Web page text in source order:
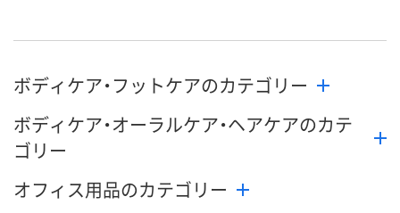
ボディケア・フットケアのカテゴリー
ボディケア・オーラルケア・ヘアケアのカテ
ゴリー
オフィス用品のカテゴリー